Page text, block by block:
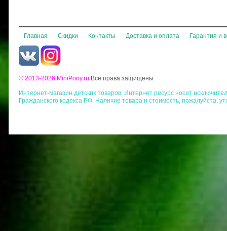
Главная Скидки Контакты Доставка и оплата Гарантия и
© 2013-2026 MiniPony.ru Все права защищены
Интернет-магазин детских товаров. Интернет ресурс носит
Гражданского кодекса РФ. Наличие товара и стоимость, пожалуйста,